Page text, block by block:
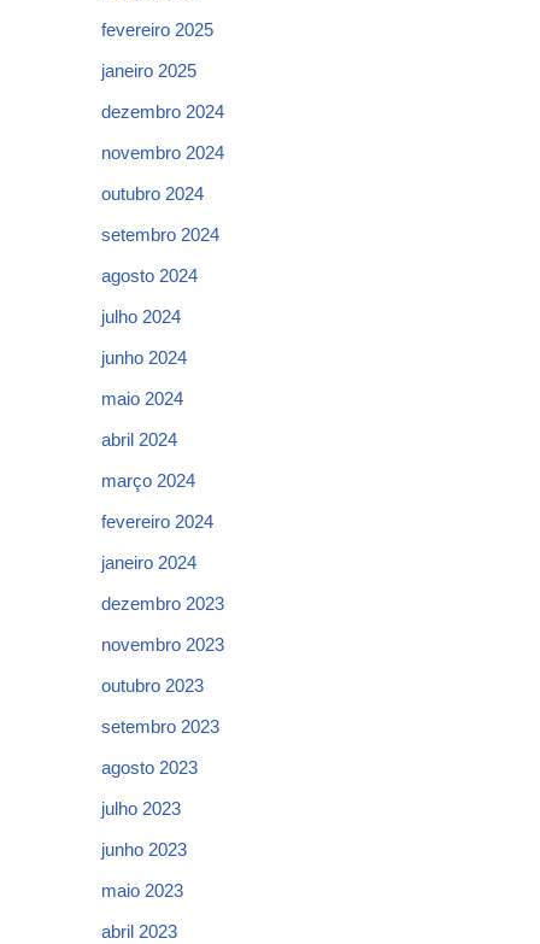
fevereiro 2025
janeiro 2025
dezembro 2024
novembro 2024
outubro 2024
setembro 2024
agosto 2024
julho 2024
junho 2024
maio 2024
abril 2024
março 2024
fevereiro 2024
janeiro 2024
dezembro 2023
novembro 2023
outubro 2023
setembro 2023
agosto 2023
julho 2023
junho 2023
maio 2023
abril 2023